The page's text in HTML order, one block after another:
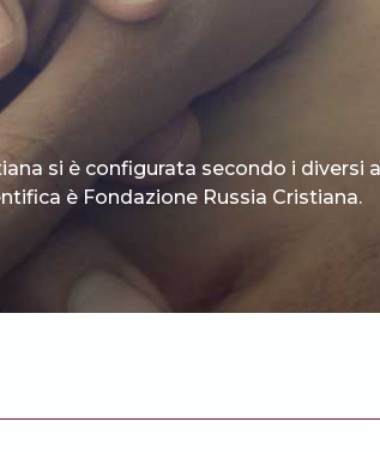
si è configurata secondo i diversi
è Fondazione Russia Cristiana.